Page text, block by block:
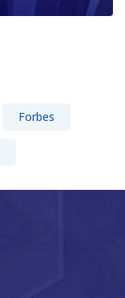
Forbes